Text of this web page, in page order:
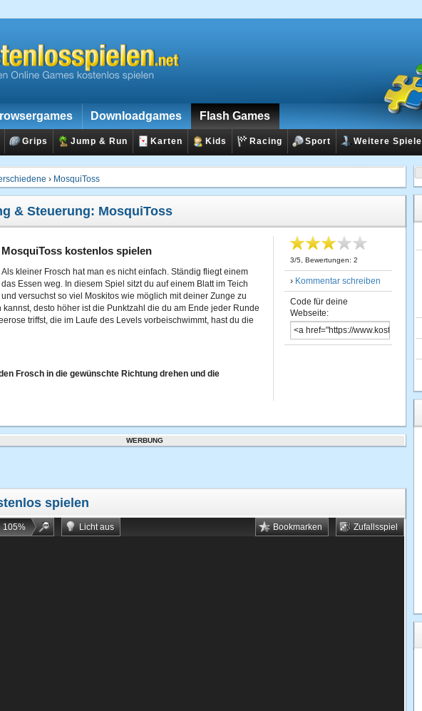
Downloadgames Flash Games
Grips Jump & Run Karten Kids Racing Sport Weitere Spiele
› MosquiToss
& Steuerung: MosquiToss
MosquiToss kostenlos spielen
Als kleiner Frosch hat man es nicht einfach. Ständig fliegt einem
das Essen weg. In diesem Spiel sitzt du auf einem Blatt im Teich
und versuchst so viel Moskitos wie möglich mit deiner Zunge zu
desto höher ist die Punktzahl die du am Ende jeder Runde
triffst, die im Laufe des Levels vorbeischwimmt, hast du die
Frosch in die gewünschte Richtung drehen und die
3/5 , Bewertungen: 2
› Kommentar schreiben
Code für deine
Webseite:
WERBUNG
spielen
105% Licht aus Zufallsspiel
Bookmarken